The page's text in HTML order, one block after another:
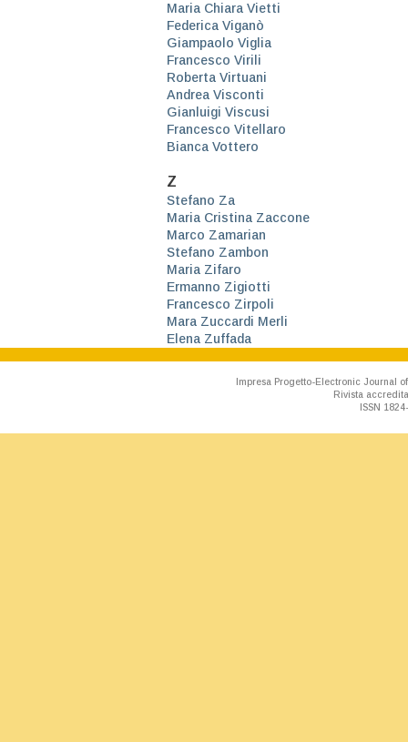
Maria Chiara Vietti
Federica Viganò
Giampaolo Viglia
Francesco Virili
Roberta Virtuani
Andrea Visconti
Gianluigi Viscusi
Francesco Vitellaro
Bianca Vottero
Z
Stefano Za
Maria Cristina Zaccone
Marco Zamarian
Stefano Zambon
Maria Zifaro
Ermanno Zigiotti
Francesco Zirpoli
Mara Zuccardi Merli
Elena Zuffada
Impresa Progetto-Electronic Journal
Rivista
ISSN